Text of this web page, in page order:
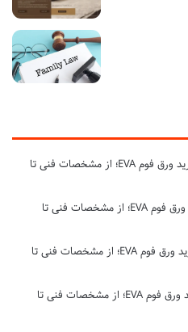
بررسی نکات مهم خرید ورق فوم EVA؛ از مشخصات فنی تا
بررسی نکات مهم خرید ورق فوم EVA؛ از مشخصات فنی تا
بررسی نکات مهم خرید ورق فوم EVA؛ از مشخصات فنی تا
بررسی نکات مهم خرید ورق فوم EVA؛ از مشخصات فنی تا